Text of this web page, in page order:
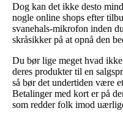
Dog kan det ikke desto
nogle online shops efter
svanehals-mikrofon inden
skråsikker på at opnå den
Du bør lige meget hvad
deres produkter til en
så bør det undertiden være
Betalinger med kort er på
som redder folk imod